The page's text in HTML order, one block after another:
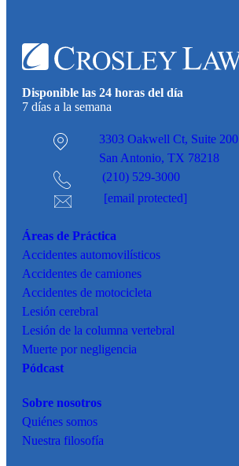
Disponible las 24 horas del día
7 días a la semana
3303 Oakwell Ct, Suite 200
San Antonio, TX 78218
(210) 529-3000
[email protected]
Áreas de Práctica
Accidentes automovilísticos
Accidentes de camiones
Accidentes de motocicleta
Lesión cerebral
Lesión de la columna vertebral
Muerte por negligencia
Pódcast
Sobre nosotros
Quiénes somos
Nuestra filosofía